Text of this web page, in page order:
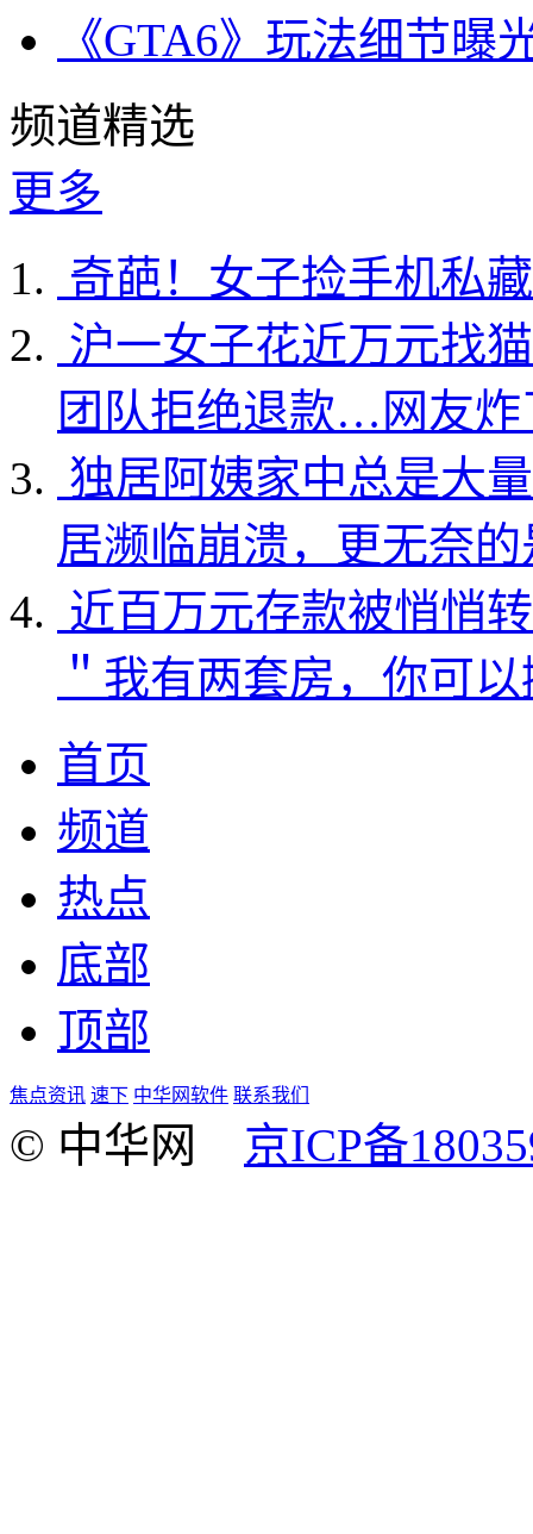
《GTA6》玩法细节
频道精选
更多
奇葩！女子捡手机私
沪一女子花近万元找
团队拒绝退款…网友炸
独居阿姨家中总是大
居濒临崩溃，更无奈
近百万元存款被悄悄
＂我有两套房，你可
首页
频道
热点
底部
顶部
焦点资讯 速下 中华网软件 联系我们
© 中华网 京ICP备